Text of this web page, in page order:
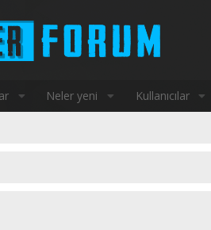
Neler yeni Kullanıcılar